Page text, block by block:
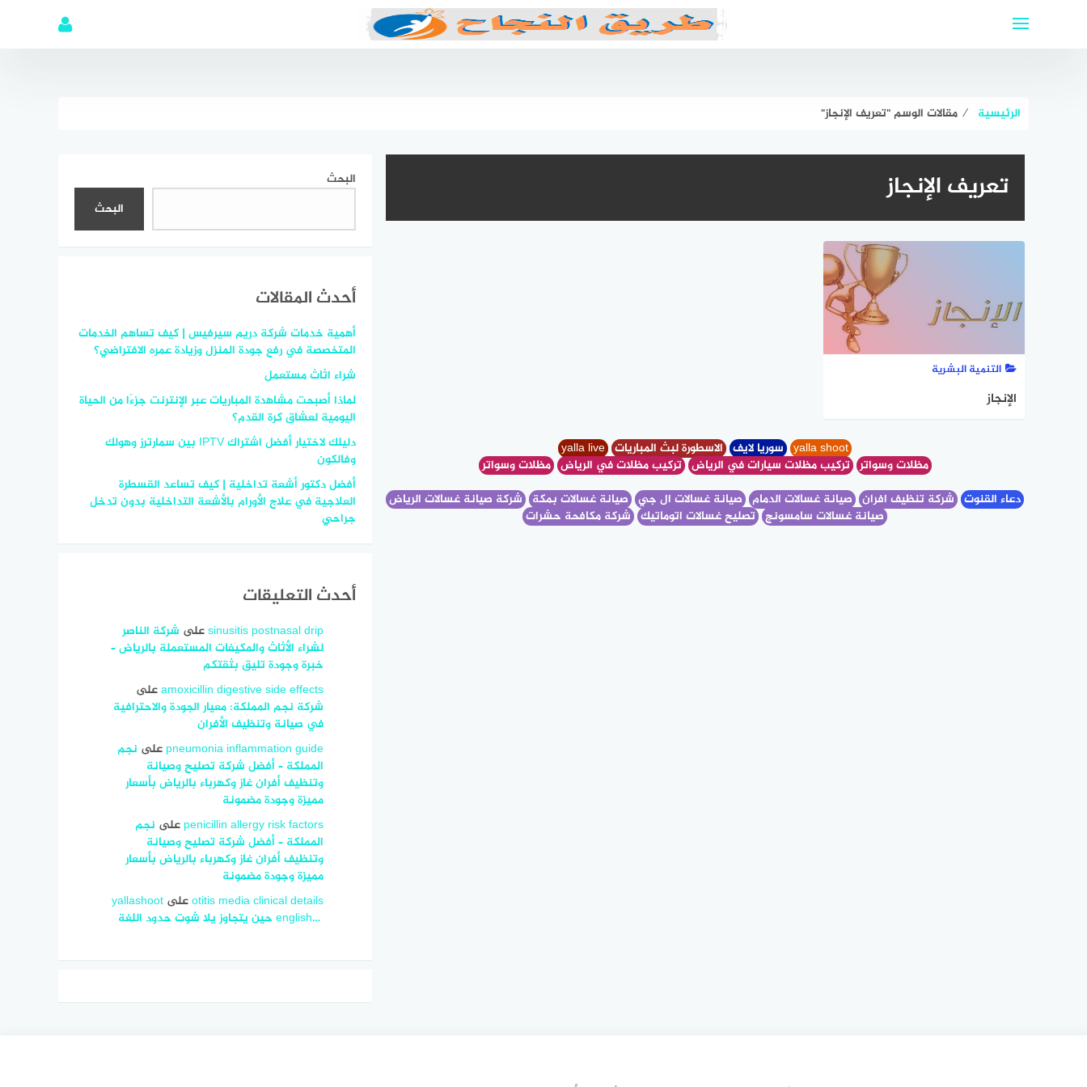
الرئيسية ⁄ مقالات الوسم "تعريف الإنجاز"
تعريف الإنجاز
التنمية البشرية
الإنجاز
البحث
البحث
أحدث المقالات
أهمية خدمات شركة دريم سيرفيس | كيف تساهم الخدمات
المتخصصة في رفع جودة المنزل وزيادة عمره الافتراضي؟
شراء اثاث مستعمل
لماذا أصبحت مشاهدة المباريات عبر الإنترنت جزءًا من الحياة
اليومية لعشاق كرة القدم؟
دليلك لاختيار أفضل اشتراك IPTV بين سمارترز وهولك
وفالكون
أفضل دكتور أشعة تداخلية | كيف تساعد القسطرة
العلاجية في علاج الأورام بالأشعة التداخلية بدون تدخل
جراحي
أحدث التعليقات
sinusitis postnasal dripعلى شركة الناصر
لشراء الأثاث والمكيفات المستعملة بالرياض –
خبرة وجودة تليق بثقتكم
amoxicillin digestive side effectsعلى
شركة نجم المملكة: معيار الجودة والاحترافية
في صيانة وتنظيف الأفران
pneumonia inflammation guide على نجم
المملكة – أفضل شركة تصليح وصيانة
وتنظيف أفران غاز وكهرباء بالرياض بأسعار
مميزة وجودة مضمونة
penicillin allergy risk factors على نجم
المملكة – أفضل شركة تصليح وصيانة
وتنظيف أفران غاز وكهرباء بالرياض بأسعار
مميزة وجودة مضمونة
otitis media clinical detailsعلىyallashoot
english… ‎ حين يتجاوز يلا شوت حدود اللغة
yalla shoot سوريا لايفالاسطورة لبث المبارياتyalla live
مظلات وسواترتركيب مظلات سيارات في الرياضتركيب مظلات في الرياضمظلات وسواتر
دعاء القنوتشركة تنظيف افرانصيانة غسالات الدمامصيانة غسالات ال جيصيانة غسالات بمكةشركة صيانة غسالات الرياض
صيانة غسالات سامسونجتصليح غسالات اتوماتيكشركة مكافحة حشرات